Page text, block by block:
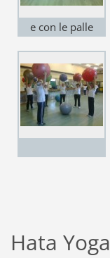
e con le palle
Hata Yoga